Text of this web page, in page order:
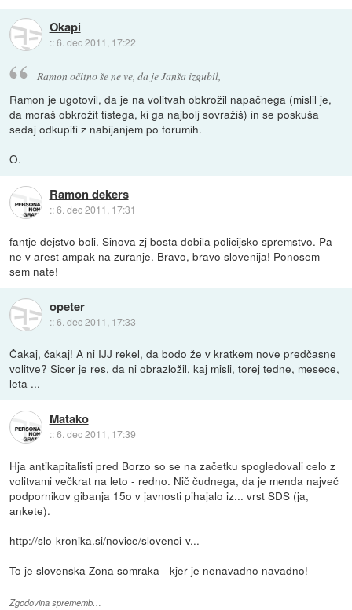
Okapi
::6. dec 2011, 17:22
Ramon očitno še ne ve, da je Janša izgubil,
Ramon je ugotovil, da je na volitvah obkrožil napačnega (mislil je,
da moraš obkrožit tistega, ki ga najbolj sovražiš) in se poskuša
sedaj odkupiti z nabijanjem po forumih.
O.
Ramon dekers
::6. dec 2011, 17:31
fantje dejstvo boli. Sinova zj bosta dobila policijsko spremstvo. Pa
ne v arest ampak na zuranje. Bravo, bravo slovenija! Ponosem
sem nate!
opeter
::6. dec 2011, 17:33
Čakaj, čakaj! A ni IJJ rekel, da bodo že v kratkem nove predčasne
volitve? Sicer je res, da ni obrazložil, kaj misli, torej tedne, mesece,
leta ...
Matako
::6. dec 2011, 17:39
Hja antikapitalisti pred Borzo so se na začetku spogledovali celo z
volitvami večkrat na leto - redno. Nič čudnega, da je menda največ
podpornikov gibanja 15o v javnosti pihajalo iz... vrst SDS (ja,
ankete).
http://slo-kronika.si/novice/slovenci-v...
To je slovenska Zona somraka - kjer je nenavadno navadno!
Zgodovina sprememb…